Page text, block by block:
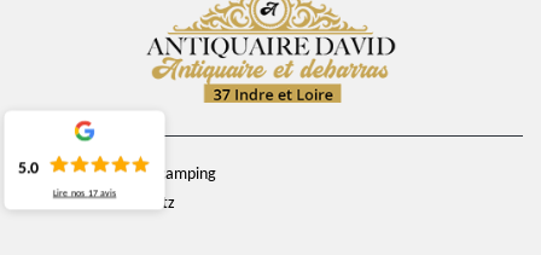
chemin du camping
37270 Veretz
5.0
Lire nos 17 avis